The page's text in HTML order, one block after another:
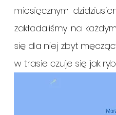
miesięcznym
zakładaliśmy na
się dla niej zbyt
w trasie czuje się jak